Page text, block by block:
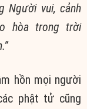
Người vui, cảnh
hòa trong trời
hồn mọi người
phật tử cũng